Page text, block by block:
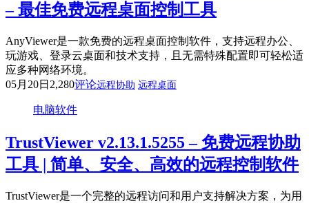
– 最佳免费远程桌面控制工具
AnyViewer是一款免费的远程桌面控制软件，支持远程办公、
玩游戏、登录云桌面和技术支持，且无需特殊配置即可轻松适
应多种网络环境。
05月20日 2,280评论远程协助 远程桌面
电脑软件
TrustViewer v2.13.1.5255 – 免费远程协助
工具 | 简单、安全、高效的远程控制软件
TrustViewer是一个完整的远程访问和用户支持解决方案，为用